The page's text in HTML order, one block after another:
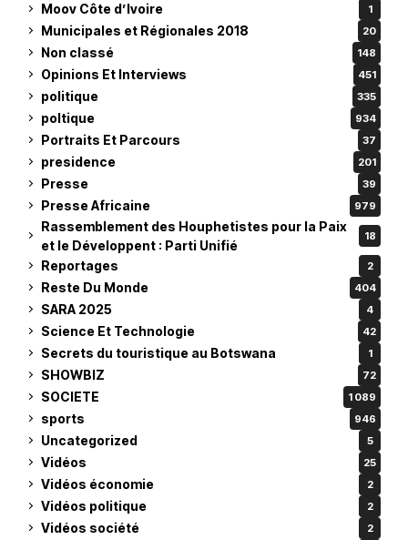
Moov Côte d’Ivoire 1
Municipales et Régionales 2018 20
Non classé 148
Opinions Et Interviews 451
politique 335
poltique 934
Portraits Et Parcours 37
presidence 201
Presse 39
Presse Africaine 979
Rassemblement des Houphetistes pour la Paix
et le Développent : Parti Unifié
18
Reportages 2
Reste Du Monde 404
SARA 2025 4
Science Et Technologie 42
Secrets du touristique au Botswana 1
SHOWBIZ 72
SOCIETE 1 089
sports 946
Uncategorized 5
Vidéos 25
Vidéos économie 2
Vidéos politique 2
Vidéos société 2